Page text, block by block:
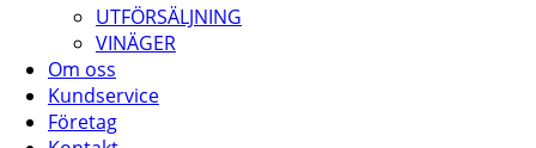
UTFÖRSÄLJNING
VINÄGER
Om oss
Kundservice
Företag